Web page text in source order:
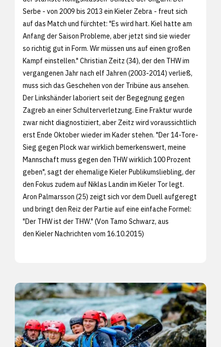
Serbe - von 2009 bis 2013 ein Kieler Zebra - freut sich
auf das Match und fürchtet: "Es wird hart. Kiel hatte am
Anfang der Saison Probleme, aber jetzt sind sie wieder
so richtig gut in Form. Wir müssen uns auf einen großen
Kampf einstellen." Christian Zeitz (34), der den THW im
vergangenen Jahr nach elf Jahren (2003-2014) verließ,
muss sich das Geschehen von der Tribüne aus ansehen.
Der Linkshänder laboriert seit der Begegnung gegen
Zagreb an einer Schulterverletzung. Eine Fraktur wurde
zwar nicht diagnostiziert, aber Zeitz wird voraussichtlich
erst Ende Oktober wieder im Kader stehen. "Der 14-Tore-
Sieg gegen Plock war wirklich bemerkenswert, meine
Mannschaft muss gegen den THW wirklich 100 Prozent
geben", sagt der ehemalige Kieler Publikumsliebling, der
den Fokus zudem auf Niklas Landin im Kieler Tor legt.
Aron Palmarsson (25) zeigt sich vor dem Duell aufgeregt
und bringt den Reiz der Partie auf eine einfache Formel:
"Der THW ist der THW." (Von Tamo Schwarz, aus
den Kieler Nachrichten vom 16.10.2015)